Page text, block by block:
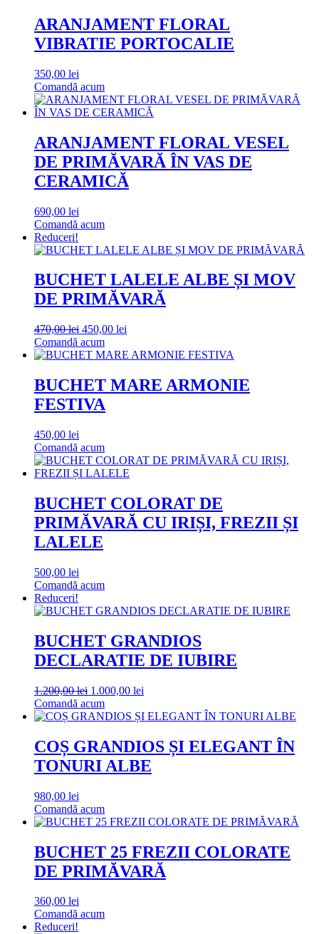
450,00 lei.
ARANJAMENT FLORAL
VIBRATIE PORTOCALIE
350,00 lei
Comandă acum
ARANJAMENT FLORAL VESEL
DE PRIMĂVARĂ ÎN VAS DE
CERAMICĂ
690,00 lei
Comandă acum
Reduceri!
BUCHET LALELE ALBE ȘI MOV
DE PRIMĂVARĂ
470,00lei Prețul
inițial
a
470,00 lei.
450,00 lei
este:
Comandă acum
BUCHET MARE ARMONIE
FESTIVA
450,00 lei
Comandă acum
BUCHET COLORAT DE
PRIMĂVARĂ CU IRIȘI, FREZII ȘI
LALELE
500,00 lei
Comandă acum
Reduceri!
BUCHET GRANDIOS
DECLARATIE DE IUBIRE
1.200,00lei Prețul
inițial
a
1.200,00 lei.
1.000,00 lei
este:
Comandă acum
COȘ GRANDIOS ȘI ELEGANT ÎN
TONURI ALBE
980,00 lei
Comandă acum
BUCHET 25 FREZII COLORATE
DE PRIMĂVARĂ
360,00 lei
Comandă acum
Reduceri!